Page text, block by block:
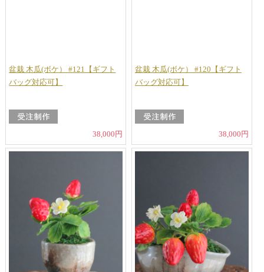
盆栽 木瓜(ボケ） #121【ギフト
バッグ対応可】
38,000円
盆栽 木瓜(ボケ） #120【ギフト
バッグ対応可】
38,000円